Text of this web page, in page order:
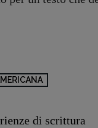
di scrittura